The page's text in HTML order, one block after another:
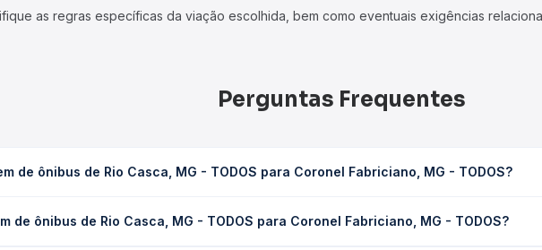
as regras específicas da viação escolhida, bem como eventuais exigências
Perguntas Frequentes
de ônibus de Rio Casca, MG - TODOS para Coronel Fabriciano, MG - TODOS?
e as condições de tráfego. Na Quero Passagem você consulta os horários
de ônibus de Rio Casca, MG - TODOS para Coronel Fabriciano, MG - TODOS?